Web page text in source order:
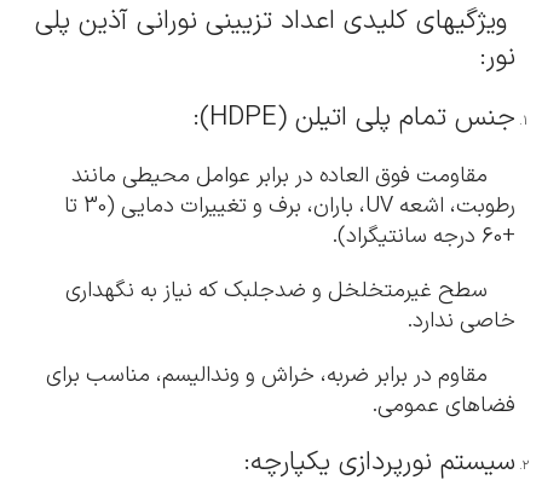
ویژگیهای کلیدی اعداد تزیینی نورانی آذین پلی
نور:
جنس تمام پلی اتیلن (HDPE):
مقاومت فوق العاده در برابر عوامل محیطی مانند
رطوبت، اشعه UV، باران، برف و تغییرات دمایی (30 تا
+60 درجه سانتیگراد).
سطح غیرمتخلخل و ضدجلبک که نیاز به نگهداری
خاصی ندارد.
مقاوم در برابر ضربه، خراش و وندالیسم، مناسب برای
فضاهای عمومی.
سیستم نورپردازی یکپارچه: